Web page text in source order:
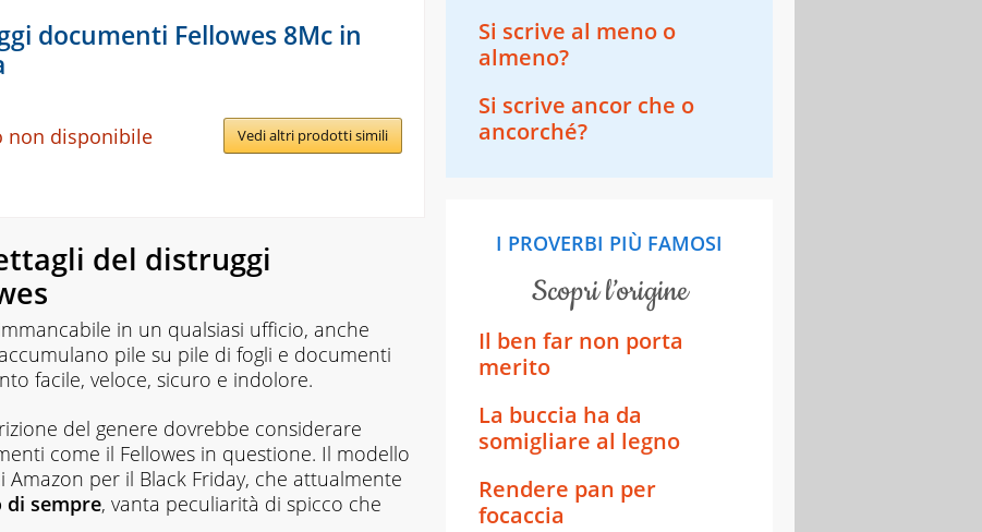
documenti Fellowes 8Mc in
non disponibile Vedi altri prodotti simili
del distruggi
in un qualsiasi ufficio, anche
pile su pile di fogli e documenti
facile, veloce, sicuro e indolore.
del genere dovrebbe considerare
come il Fellowes in questione. Il modello
per il Black Friday, che attualmente
di sempre, vanta peculiarità di spicco che
Si scrive al meno o
almeno?
Si scrive ancor che o
ancorché?
I PROVERBI PIÙ FAMOSI
scopri l’origine
Il ben far non porta
merito
La buccia ha da
somigliare al legno
Rendere pan per
focaccia